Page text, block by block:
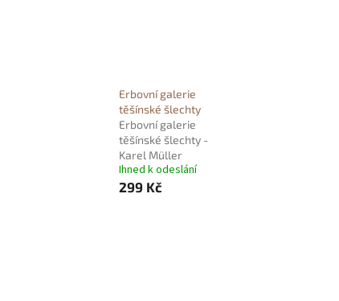
Erbovní galerie
těšínské šlechty
Erbovní galerie
těšínské šlechty -
Karel Müller
Ihned k odeslání
299 Kč